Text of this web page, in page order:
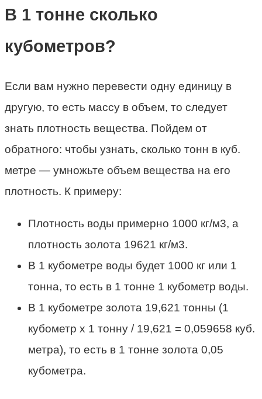
В 1 тонне сколько
кубометров?
Если вам нужно перевести одну единицу в
другую, то есть массу в объем, то следует
знать плотность вещества. Пойдем от
обратного: чтобы узнать, сколько тонн в куб.
метре — умножьте объем вещества на его
плотность. К примеру:
Плотность воды примерно 1000 кг/м3, а
плотность золота 19621 кг/м3.
В 1 кубометре воды будет 1000 кг или 1
тонна, то есть в 1 тонне 1 кубометр воды.
В 1 кубометре золота 19,621 тонны (1
кубометр х 1 тонну / 19,621 = 0,059658 куб.
метра), то есть в 1 тонне золота 0,05
кубометра.